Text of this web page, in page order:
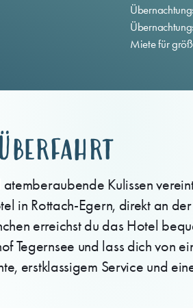
Miete für
Kulissen
in Rottach-Egern, direkt an
erreichst du das Hotel
Tegernsee und lass dich von
erstklassigem Service und